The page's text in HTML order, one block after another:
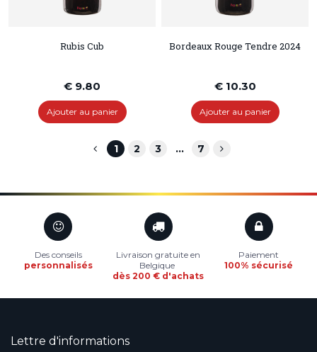
Rubis Cub
€ 9.80
Ajouter au panier
Bordeaux Rouge Tendre 2024
€ 10.30
Ajouter au panier
1 2 3 ... 7
Des conseils
personnalisés
Livraison gratuite en
Belgique
dès 200 € d'achats
Paiement
100% sécurisé
Lettre d'informations